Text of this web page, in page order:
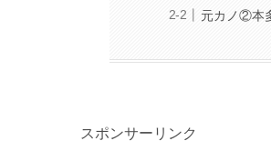
元カノ②本
スポンサーリンク